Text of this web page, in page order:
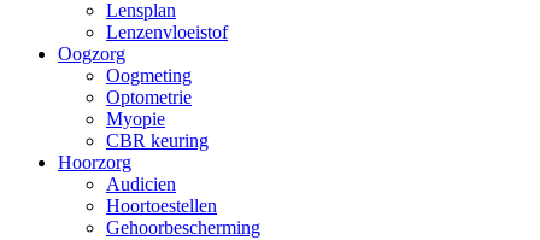
Lensplan
Lenzenvloeistof
Oogzorg
Oogmeting
Optometrie
Myopie
CBR keuring
Hoorzorg
Audicien
Hoortoestellen
Gehoorbescherming